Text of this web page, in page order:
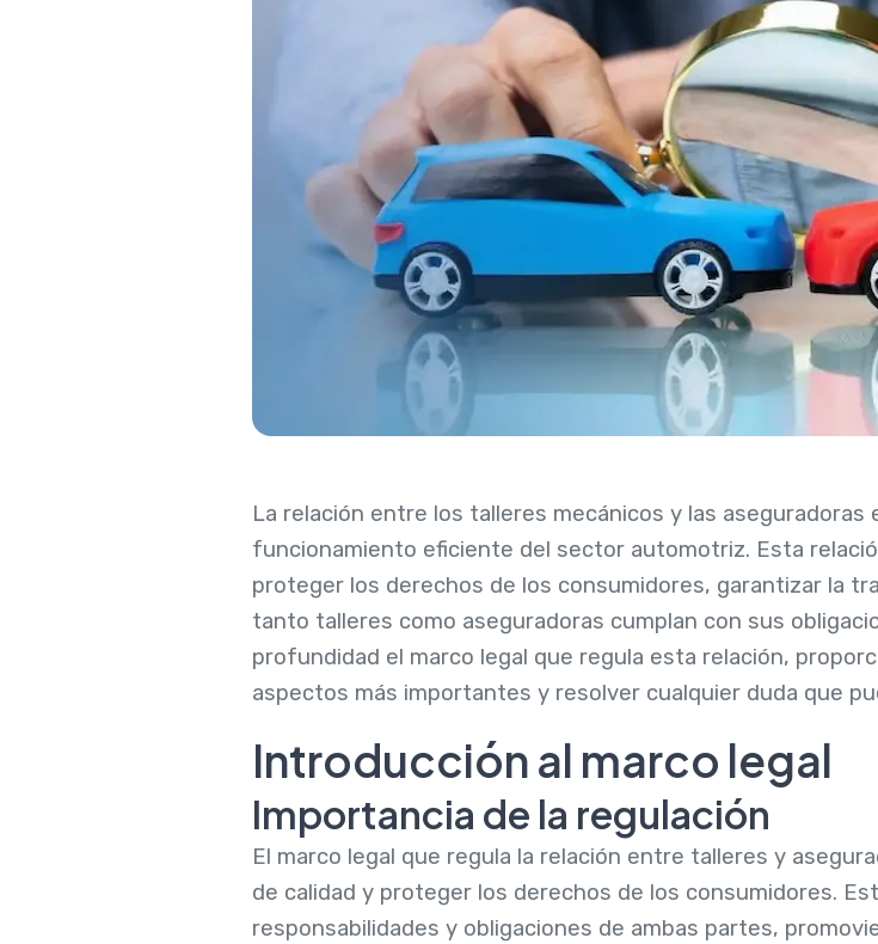
La relación entre los talleres mecánicos y las aseguradoras
funcionamiento eficiente del sector automotriz. Esta
proteger los derechos de los consumidores, garantizar la
tanto talleres como aseguradoras cumplan con sus
profundidad el marco legal que regula esta relación,
aspectos más importantes y resolver cualquier duda que
Introducción al marco legal
Importancia de la regulación
El marco legal que regula la relación entre talleres y
de calidad y proteger los derechos de los consumidores.
responsabilidades y obligaciones de ambas partes,